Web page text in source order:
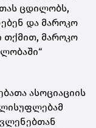
ცდილობს,
და მაროკო
თქმით, მაროკო
ასოციაციის